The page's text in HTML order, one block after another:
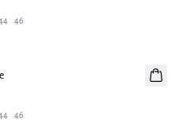
46
46